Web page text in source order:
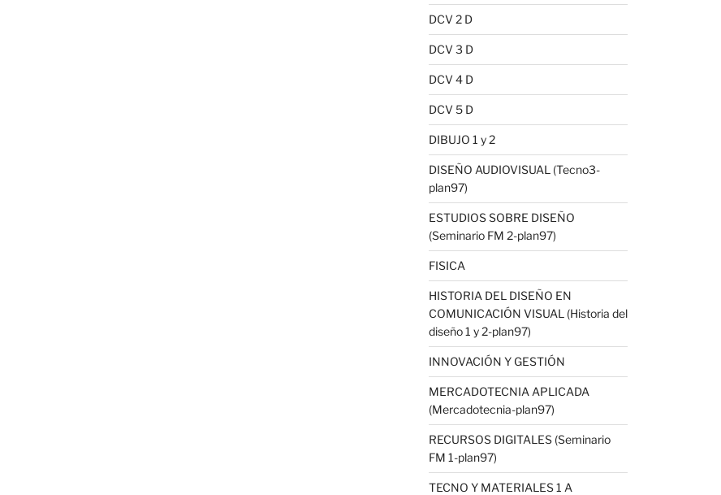
DCV 2 D
DCV 3 D
DCV 4 D
DCV 5 D
DIBUJO 1 y 2
DISEÑO AUDIOVISUAL (Tecno3-
plan97)
ESTUDIOS SOBRE DISEÑO
(Seminario FM 2-plan97)
FISICA
HISTORIA DEL DISEÑO EN
COMUNICACIÓN VISUAL (Historia del
diseño 1 y 2-plan97)
INNOVACIÓN Y GESTIÓN
MERCADOTECNIA APLICADA
(Mercadotecnia-plan97)
RECURSOS DIGITALES (Seminario
FM 1-plan97)
TECNO Y MATERIALES 1 A